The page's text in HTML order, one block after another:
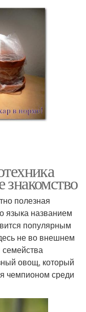
полезная
языка названием
популярным
не во внешнем
овощ, который
чемпионом среди